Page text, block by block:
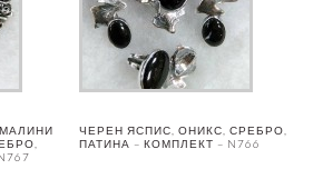
ЧЕРЕН ЯСПИС, ОНИКС, СРЕБРО,
ПАТИНА – КОМПЛЕКТ – N766